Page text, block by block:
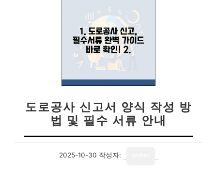
도로공사 신고서 양식 작성 방
법 및 필수 서류 안내
2025-10-30 작성자: